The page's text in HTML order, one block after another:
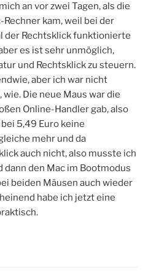
an vor zwei Tagen, als die
kam, weil bei der
der Rechtsklick funktionierte
es ist sehr unmöglich,
und Rechtsklick zu steuern.
aber ich war nicht
Die neue Maus war die
Online-Handler gab, also
5,49 Euro keine
mehr und da
auch nicht, also musste ich
den Mac im Bootmodus
beiden Mäusen auch wieder
habe ich jetzt eine